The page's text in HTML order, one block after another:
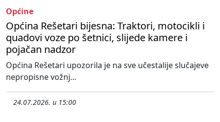
Općine
Općina Rešetari bijesna: Traktori, motocikli i
quadovi voze po šetnici, slijede kamere i
pojačan nadzor
Općina Rešetari upozorila je na sve učestalije slučajeve
nepropisne vožnj...
24.07.2026. u 15:00